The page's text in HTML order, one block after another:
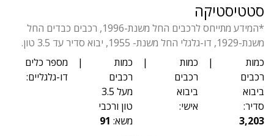
סטטיסטיקה
*המידע מתייחס לרכבים החל משנת-1996, רכבים כבדים החל
משנת-1929, דו-גלגלי החל משנת- 1955, יבוא סדיר עד 3.5 טון.
כמות
רכבים
ביבוא
סדיר:
3,203
|
כמות
רכבים
ביבוא
אישי:
|
כמות
רכבים
מעל 3.5
טון ורכבי
משא: 91
|
מספר כלים
דו-גלגליים: